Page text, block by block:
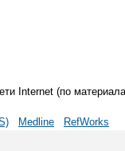
Internet (по
Medline
RefWorks